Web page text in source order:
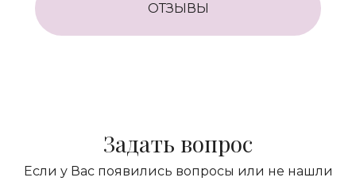
ОТЗЫВЫ
Задать вопрос
Если у Вас появились вопросы или не нашли